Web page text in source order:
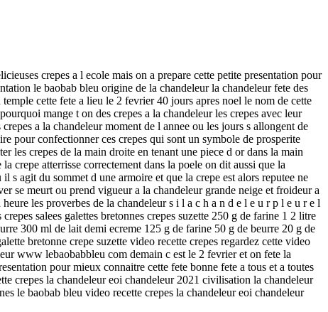
crepes a l ecole mais on a prepare cette petite presentation pour
le baobab bleu origine de la chandeleur la chandeleur fete des
cette fete a lieu le 2 fevrier 40 jours apres noel le nom de cette
mange t on des crepes a la chandeleur les crepes avec leur
a la chandeleur moment de l annee ou les jours s allongent de
pour confectionner ces crepes qui sont un symbole de prosperite
les crepes de la main droite en tenant une piece d or dans la main
crepe atterrisse correctement dans la poele on dit aussi que la
s agit du sommet d une armoire et que la crepe est alors reputee ne
se meurt ou prend vigueur a la chandeleur grande neige et froideur a
les proverbes de la chandeleur s i l a c h a n d e l e u r p l e u r e l
salees galettes bretonnes crepes suzette 250 g de farine 1 2 litre
300 ml de lait demi ecreme 125 g de farine 50 g de beurre 20 g de
bretonne crepe suzette video recette crepes regardez cette video
www lebaobabbleu com demain c est le 2 fevrier et on fete la
pour mieux connaitre cette fete bonne fete a tous et a toutes
crepes la chandeleur eoi chandeleur 2021 civilisation la chandeleur
le baobab bleu video recette crepes la chandeleur eoi chandeleur